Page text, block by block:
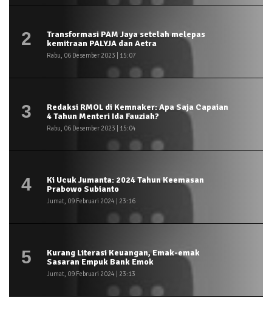
2
Transformasi PAM Jaya setelah melepas
kemitraan PALYJA dan Aetra
Rabu, 06 Desember 2023 | 15:07
3
Redaksi RMOL di Kemnaker: Apa Saja Capaian
4 Tahun Menteri Ida Fauziah?
Rabu, 06 Desember 2023 | 15:04
4
Ki Ucuk Jumanta: 2024 Tahun Keemasan
Prabowo Subianto
Jumat, 09 Februari 2024 | 23:16
5
Kurang Literasi Keuangan, Emak-emak
Sasaran Empuk Bank Emok
Jumat, 09 Februari 2024 | 23:13